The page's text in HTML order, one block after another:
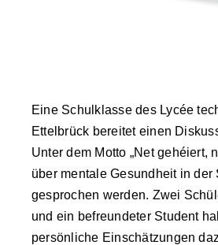
Eine Schulklasse des Lycée
Ettelbrück bereitet einen
Unter dem Motto „Net gehéiert,
über mentale Gesundheit in der
gesprochen werden. Zwei
und ein befreundeter Student
persönliche Einschätzungen